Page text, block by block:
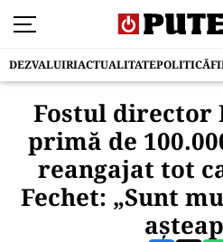
DEZVALUIRIACTUALITATEPOLITICĂ
Fostul director
primă de
reangajat tot
Fechet: „Sunt